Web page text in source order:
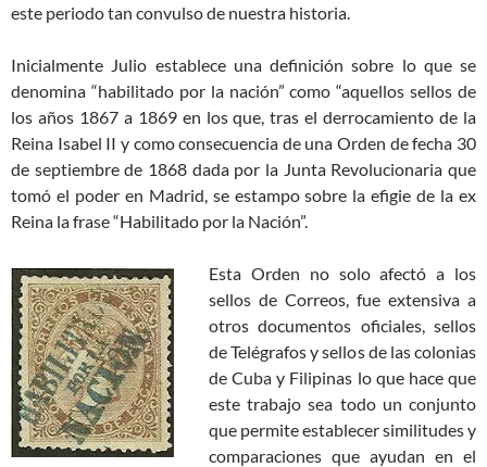
este periodo tan convulso de nuestra historia.
Inicialmente Julio establece una definición sobre lo que se
denomina “habilitado por la nación” como “aquellos sellos de
los años 1867 a 1869 en los que, tras el derrocamiento de la
Reina Isabel II y como consecuencia de una Orden de fecha 30
de septiembre de 1868 dada por la Junta Revolucionaria que
tomó el poder en Madrid, se estampo sobre la efigie de la ex
Reina la frase “Habilitado por la Nación”.
Esta Orden no solo afectó a los
sellos de Correos, fue extensiva a
otros documentos oficiales, sellos
de Telégrafos y sellos de las colonias
de Cuba y Filipinas lo que hace que
este trabajo sea todo un conjunto
que permite establecer similitudes y
comparaciones que ayudan en el